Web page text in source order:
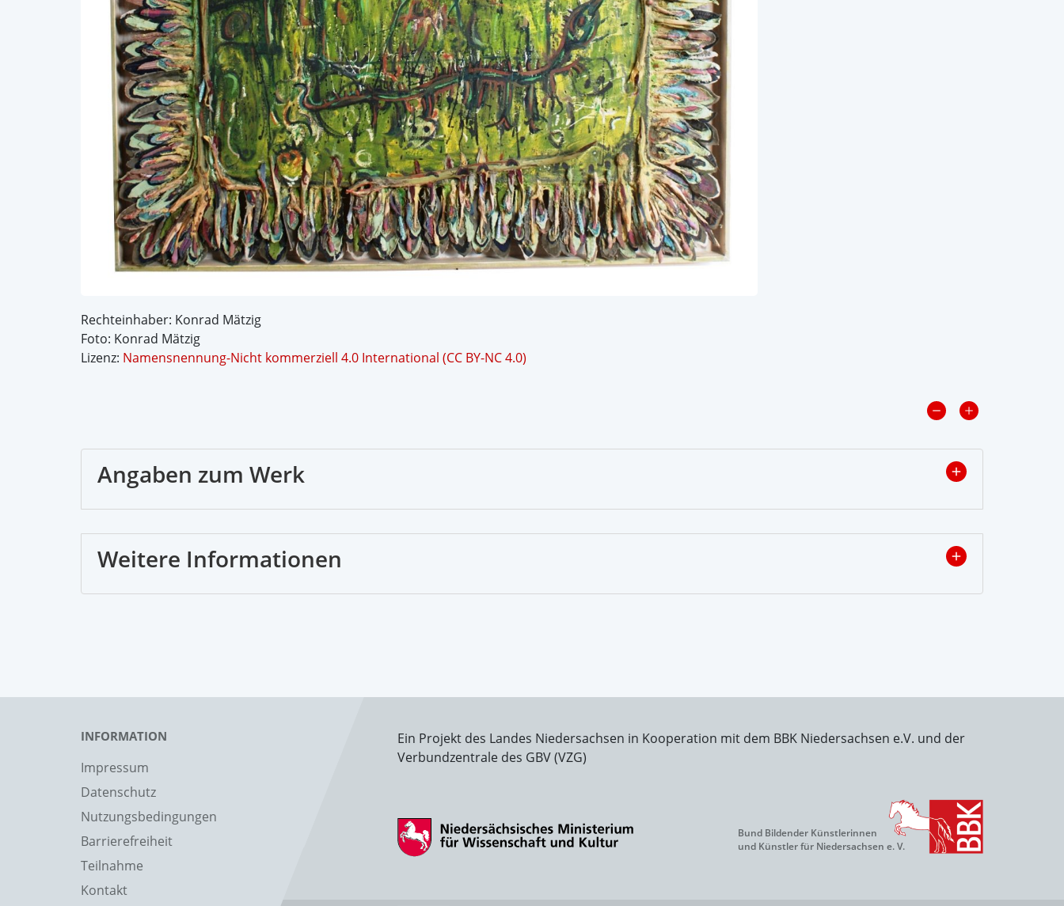
Rechteinhaber: Konrad Mätzig
Foto: Konrad Mätzig
Lizenz: Namensnennung-Nicht kommerziell 4.0 International (CC BY-NC 4.0)
Angaben zum Werk
Weitere Informationen
INFORMATION
Impressum
Datenschutz
Nutzungsbedingungen
Barrierefreiheit
Teilnahme
Kontakt
Ein Projekt des Landes Niedersachsen in Kooperation mit dem BBK Niedersachsen e.V. und der
Verbundzentrale des GBV (VZG)
Bund Bildender Künstlerinnen
und Künstler für Niedersachsen e. V.